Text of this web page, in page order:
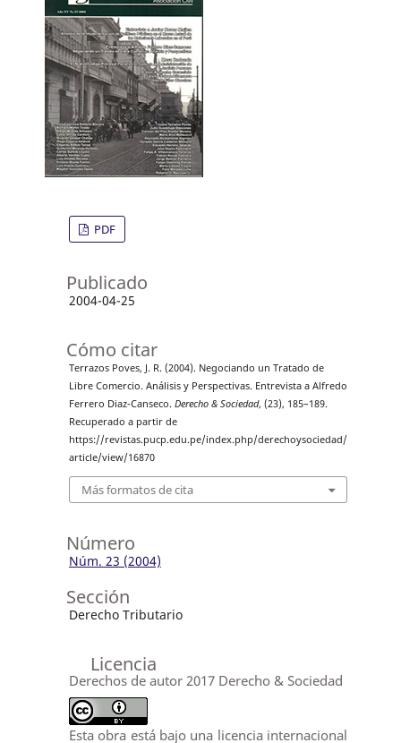
PDF
Publicado
2004-04-25
Cómo citar
Terrazos Poves, J. R. (2004). Negociando un Tratado de
Libre Comercio. Análisis y Perspectivas. Entrevista a Alfredo
Ferrero Diaz-Canseco. Derecho & Sociedad, (23), 185–189.
Recuperado a partir de
https://revistas.pucp.edu.pe/index.php/derechoysociedad/
article/view/16870
Más formatos de cita
Número
Núm. 23 (2004)
Sección
Derecho Tributario
Licencia
Derechos de autor 2017 Derecho & Sociedad
Esta obra está bajo una licencia internacional